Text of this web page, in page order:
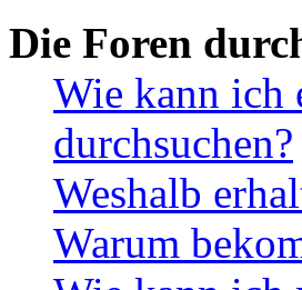
Die Foren
Wie kann ich
durchsuchen?
Weshalb
Warum